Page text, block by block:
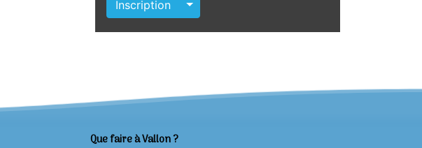
Inscription Autres actions
Que faire à Vallon ?